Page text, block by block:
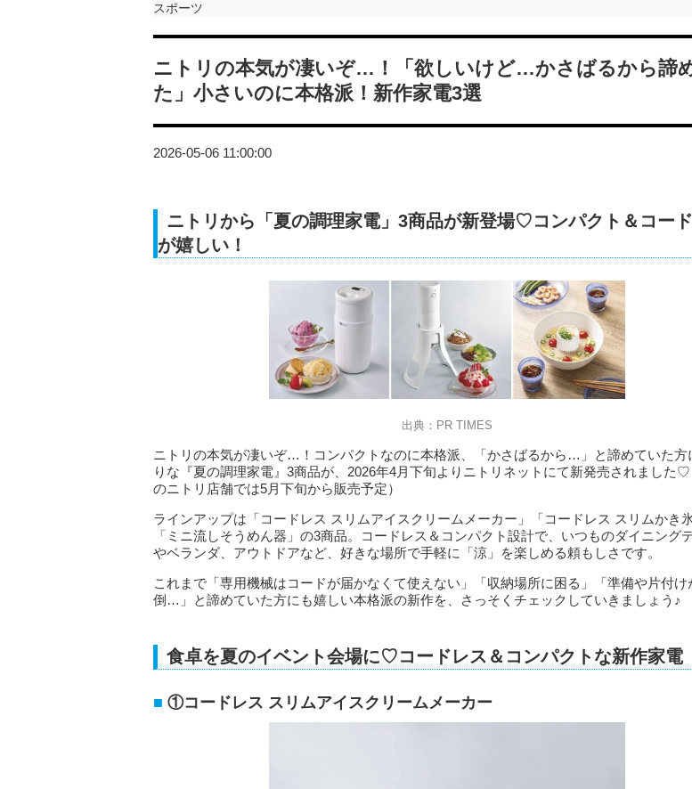
スポーツ
ニトリの本気が凄いぞ…！「欲しいけど…かさばるから諦
た」小さいのに本格派！新作家電3選
2026-05-06 11:00:00
ニトリから「夏の調理家電」3商品が新登場♡コンパクト＆コー
が嬉しい！
出典：PR TIMES
ニトリの本気が凄いぞ…！コンパクトなのに本格派、「かさばるから…」と諦めていた方
りな『夏の調理家電』3商品が、2026年4月下旬よりニトリネットにて新発売されました
のニトリ店舗では5月下旬から販売予定）
ラインアップは「コードレス スリムアイスクリームメーカー」「コードレス スリムかき氷
「ミニ流しそうめん器」の3商品。コードレス＆コンパクト設計で、いつものダイニング
やベランダ、アウトドアなど、好きな場所で手軽に「涼」を楽しめる頼もしさです。
これまで「専用機械はコードが届かなくて使えない」「収納場所に困る」「準備や片付け
倒…」と諦めていた方にも嬉しい本格派の新作を、さっそくチェックしていきましょう♪
食卓を夏のイベント会場に♡コードレス＆コンパクトな新作家電
①コードレス スリムアイスクリームメーカー